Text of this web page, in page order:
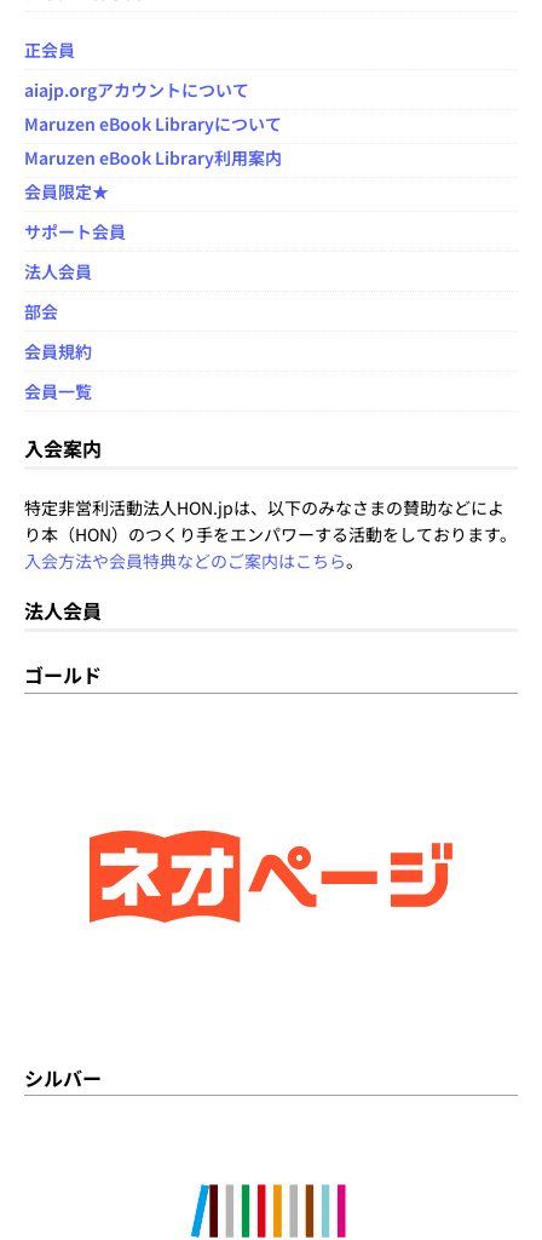
正会員
aiajp.orgアカウントについて
Maruzen eBook Libraryについて
Maruzen eBook Library利用案内
会員限定★
サポート会員
法人会員
部会
会員規約
会員一覧
入会案内
特定非営利活動法人HON.jpは、以下のみなさまの賛助などによ
り本（HON）のつくり手をエンパワーする活動をしております。
入会方法や会員特典などのご案内はこちら。
法人会員
ゴールド
シルバー